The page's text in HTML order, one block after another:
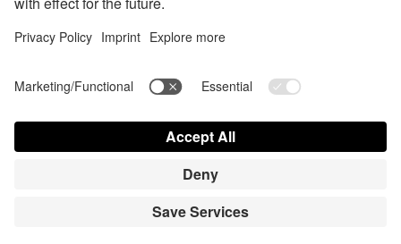
Contact us today
Kontakt Pressi sisselogimine